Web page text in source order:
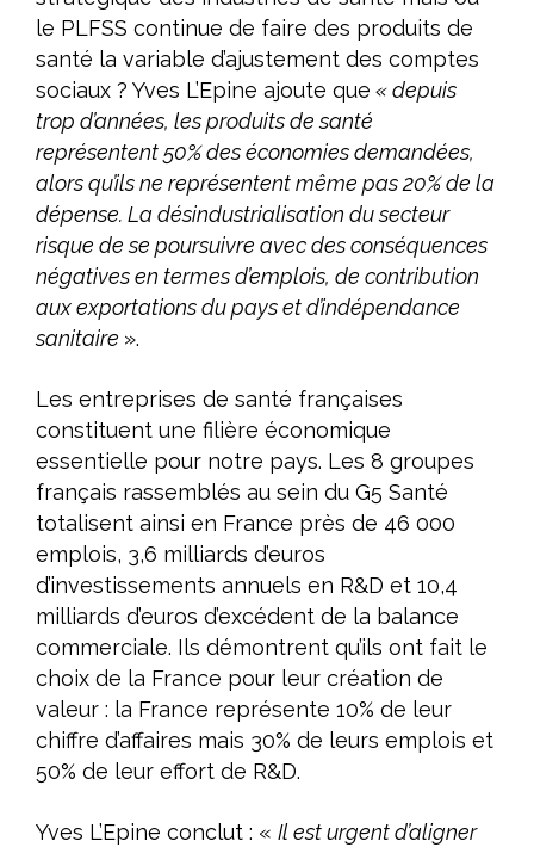
le PLFSS continue de faire des produits de
santé la variable d’ajustement des comptes
sociaux ? Yves L’Epine ajoute que « depuis
trop d’années, les produits de santé
représentent 50% des économies demandées,
alors qu’ils ne représentent même pas 20% de la
dépense. La désindustrialisation du secteur
risque de se poursuivre avec des conséquences
négatives en termes d’emplois, de contribution
aux exportations du pays et d’indépendance
sanitaire ».
Les entreprises de santé françaises
constituent une filière économique
essentielle pour notre pays. Les 8 groupes
français rassemblés au sein du G5 Santé
totalisent ainsi en France près de 46 000
emplois, 3,6 milliards d’euros
d’investissements annuels en R&D et 10,4
milliards d’euros d’excédent de la balance
commerciale. Ils démontrent qu’ils ont fait le
choix de la France pour leur création de
valeur : la France représente 10% de leur
chiffre d’affaires mais 30% de leurs emplois et
50% de leur effort de R&D.
Yves L’Epine conclut : « Il est urgent d’aligner